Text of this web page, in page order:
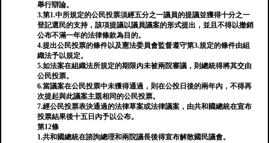
舉行辯論。
3.第1.中所規定的公民投票須經五分之一議員的提議並獲得十分之一
登記選民的支持，該項提議以議員議案的形式提出，並且不得以撤銷
公布不滿一年的法律條款為目的。
4.提出公民投票的條件以及憲法委員會監督遵守第3.規定的條件由組
織法予以規定。
5.如法案在組織法所規定的期限內未被兩院審議，則總統得將其交由
公民投票。
6.當議案在公民投票中未獲得通過，則在公投日後的兩年內，不得再
次提起與此議案主題相同的公民投票。
7.經公民投票表決通過的法律草案或法律議案，由共和國總統在宣布
投票結果後十五日內予以公布。
第12條
1.共和國總統在諮詢總理和兩院議長後得宣布解散國民議會。